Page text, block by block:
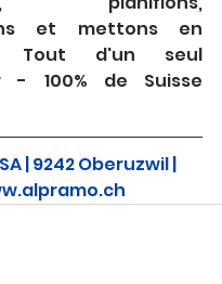
et mettons en
d'un seul
- 100% de Suisse
| 9242 Oberuzwil |